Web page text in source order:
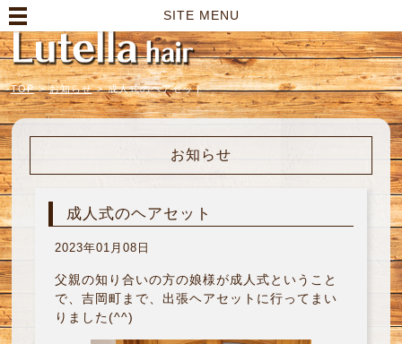
SITE MENU
TOP > お知らせ > 成人式のヘアセット
お知らせ
成人式のヘアセット
2023年01月08日
父親の知り合いの方の娘様が成人式ということ
で、吉岡町まで、出張ヘアセットに行ってまい
りました(^^)